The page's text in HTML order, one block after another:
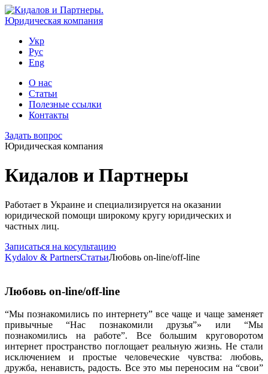
Укр
Рус
Eng
О нас
Статьи
Полезные ссылки
Контакты
Задать вопрос
Юридическая компания
Кидалов и Партнеры
Работает в Украине и специализируется на оказании
юридической помощи широкому кругу юридических и
частных лиц.
Записаться на косультацию
Kydalov & PartnersСтатьиЛюбовь on-line/off-line
Любовь on-line/off-line
“Мы познакомились по интернету” все чаще и чаще заменяет
привычные “Нас познакомили друзья”» или “Мы
познакомились на работе”. Все большим круговоротом
интернет пространство поглощает реальную жизнь. Не стали
исключением и простые человеческие чувства: любовь,
дружба, ненависть, радость. Все это мы переносим на “свои”